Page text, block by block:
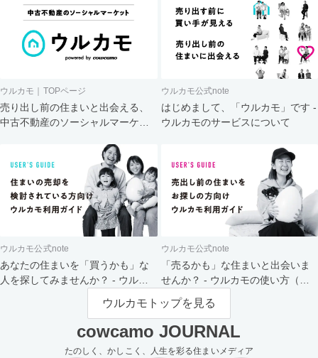
ウルカモ｜TOPページ
売り出し前の住まいと出会える、
中古不動産のソーシャルマーケッ
ウルカモ公式note
はじめまして、「ウルカモ」です -
ウルカモのサービスについて
ウルカモ公式note
あなたの住まいを「買うかも」な
人を探してみませんか？ - ウルカ
ウルカモ公式note
「売るかも」な住まいと出会いま
せんか？ - ウルカモの使い方（買
主さま向け）
ウルカモトップを見る
cowcamo JOURNAL
たのしく、かしこく、人生を彩る住まいメディア